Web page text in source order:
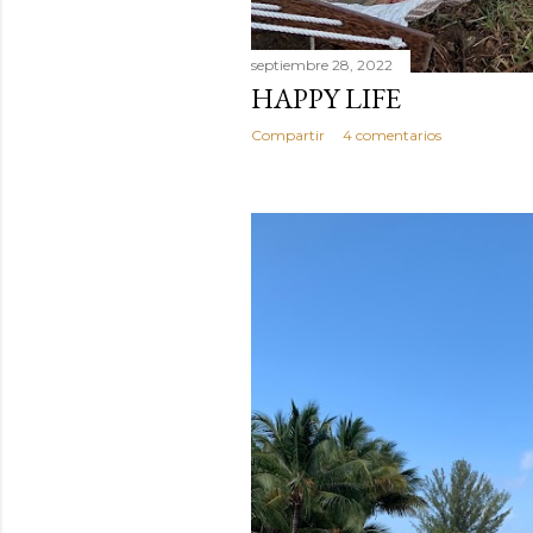
septiembre 28, 2022
HAPPY LIFE
Compartir 4 comentarios